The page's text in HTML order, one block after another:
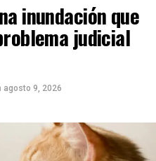
inundación que
judicial
agosto 9, 2026